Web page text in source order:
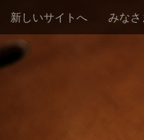
M
i
n
i
p
t
新しいサイトへ みな